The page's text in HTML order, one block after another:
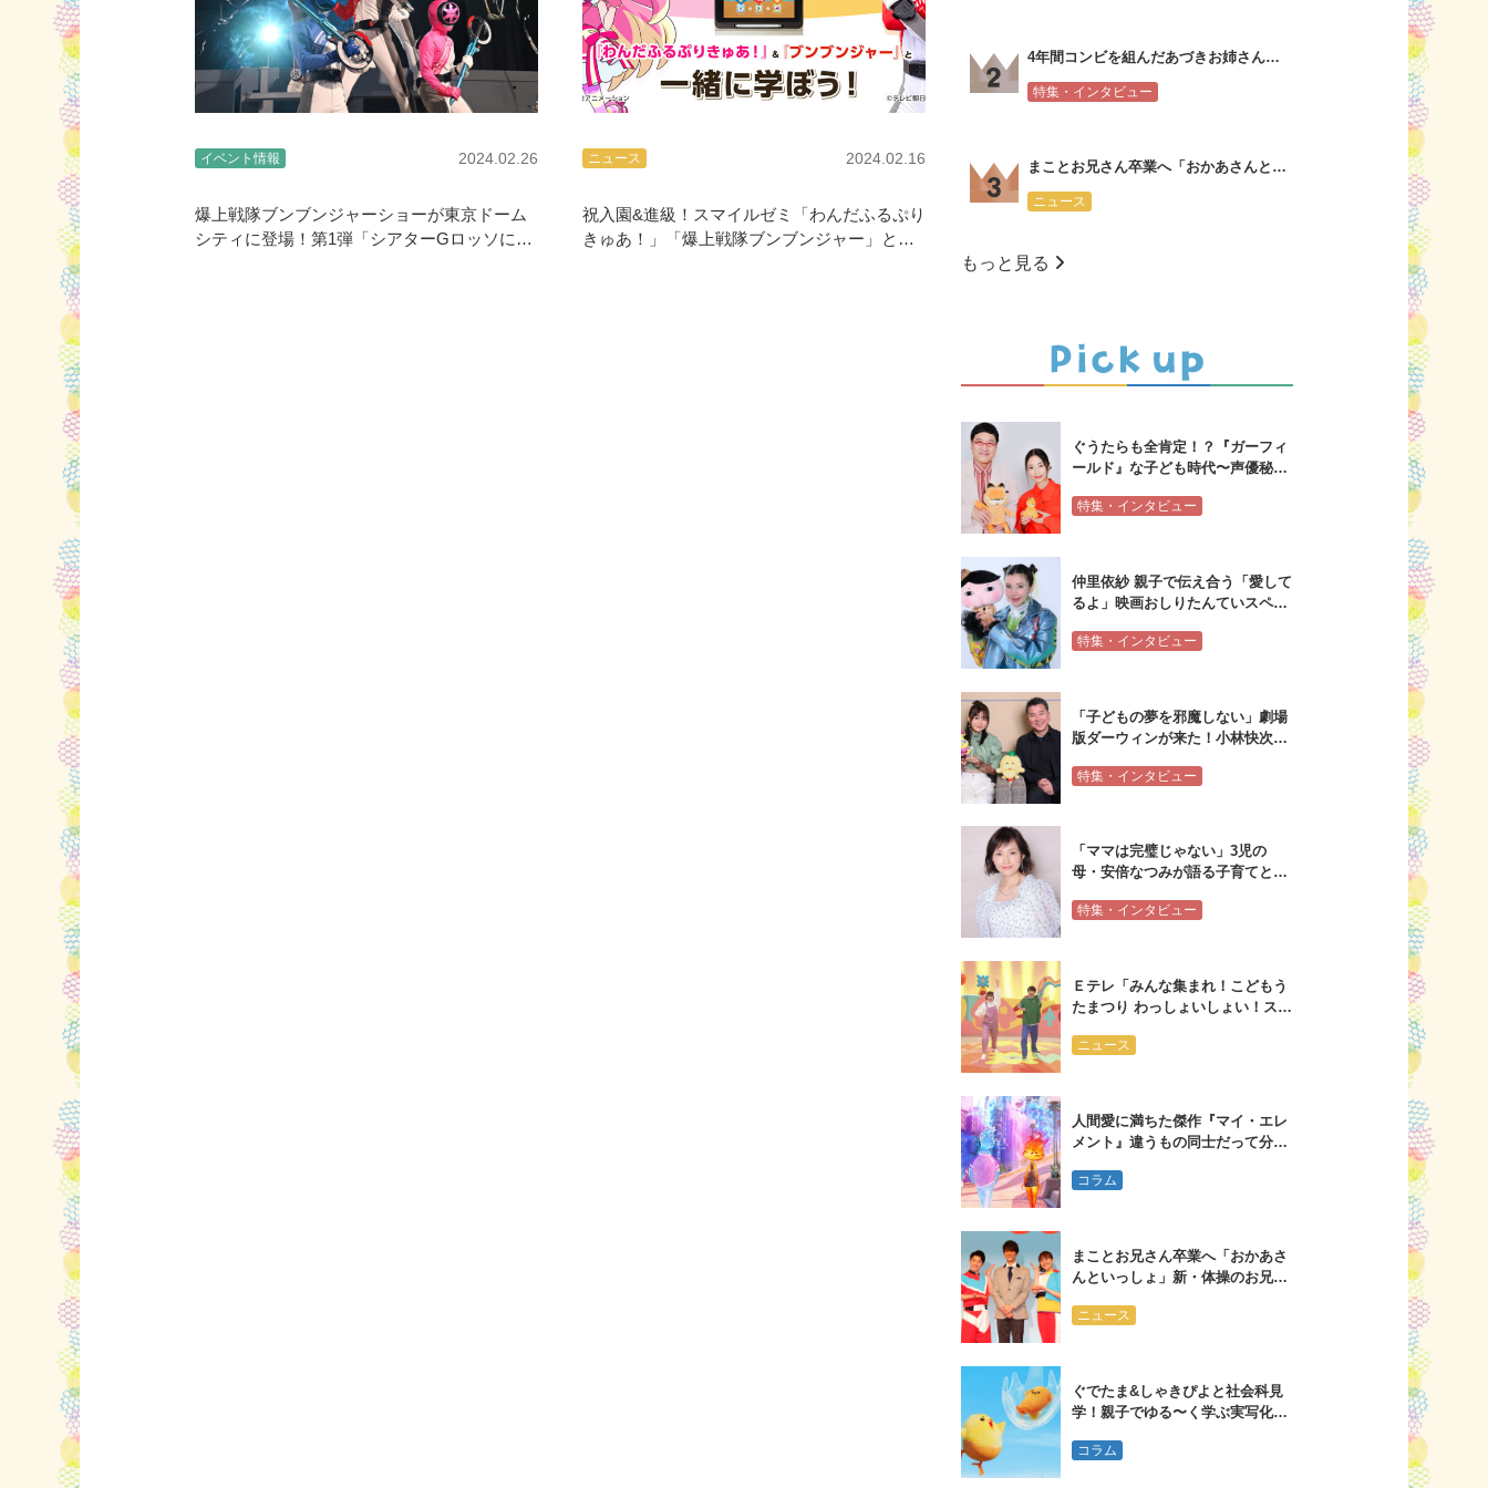
イベント情報 2024.02.26
爆上戦隊ブンブンジャーショーが東京ドーム
シティに登場！第1弾「シアターGロッソに現
ニュース 2024.02.16
祝入園&進級！スマイルゼミ「わんだふるぷり
きゅあ！」「爆上戦隊ブンブンジャー」との
4年間コンビを組んだあづきお姉さんからまことお兄さんへ会見コメント
特集・インタビュー
まことお兄さん卒業へ「おかあさんといっしょ」新・体操のお兄さんは大学３年生
ニュース
もっと見る
ぐうたらも全肯定！？『ガーフィ
ールド』な子ども時代〜声優秘話
ルインタビュー
特集・インタビュー
仲里依紗 親子で伝え合う「愛して
るよ」映画おしりたんていスペシ
特集・インタビュー
「子どもの夢を邪魔しない」劇場
版ダーウィンが来た！小林快次×
インタビュー
特集・インタビュー
「ママは完璧じゃない」3児の
母・安倍なつみが語る子育てとエ
特集・インタビュー
Ｅテレ「みんな集まれ！こどもう
たまつり わっしょいしょい！スペ
売！
ニュース
人間愛に満ちた傑作『マイ・エレ
メント』違うもの同士だって分か
コラム
まことお兄さん卒業へ「おかあさ
んといっしょ」新・体操のお兄さ
ニュース
ぐでたま&しゃきぴよと社会科見
学！親子でゆる〜く学ぶ実写化ド
コラム